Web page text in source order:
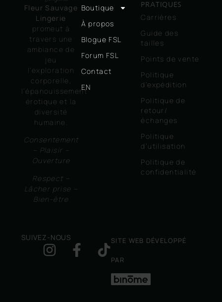
Fleur Sauvage
Lingerie
promeut à
travers une
ambiance de
jeu
l’exploration
corporelle,
l’épanouissement
érotique et la
diversité
humaine.
Consentement
– Plaisir –
Ouverture
Respect –
Lâcher prise –
Bien-être
Boutique
À propos
Blogue FSL
Forum FSL
Contact
EN
PRATIQUES
Carrières
Guide des
tailles
Points de vente
Politique
d’expédition
Politique de
retour/
échanges
Politique
d’utilisation
Politique de
confidentialité
SUIVEZ-NOUS SITE WEB DÉVELOPPÉ
PAR
BINOME.CA